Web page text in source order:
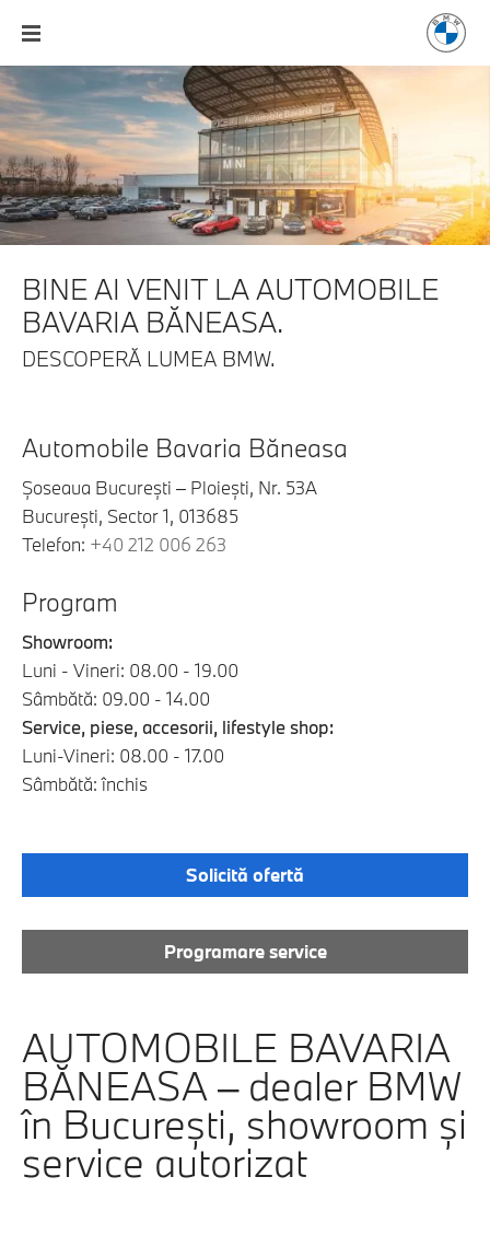
BINE AI VENIT LA AUTOMOBILE
BAVARIA BĂNEASA.
DESCOPERĂ LUMEA BMW.
Automobile Bavaria Băneasa
Şoseaua Bucureşti – Ploieşti, Nr. 53A
Bucureşti, Sector 1, 013685
Telefon: +40 212 006 263
Program
Showroom:
Luni - Vineri: 08.00 - 19.00
Sâmbătă: 09.00 - 14.00
Service, piese, accesorii, lifestyle shop:
Luni-Vineri: 08.00 - 17.00
Sâmbătă: închis
Solicită ofertă
Programare service
AUTOMOBILE BAVARIA
BĂNEASA – dealer BMW
în București, showroom și
service autorizat